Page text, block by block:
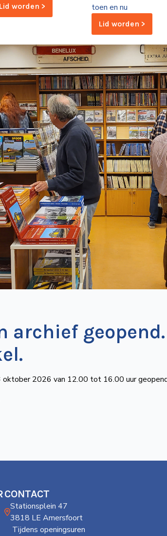
Lid worden >
toen en nu
Lid worden >
archief geopend.
oktober 2026 van 12.00 tot 16.00 uur
CONTACT
Stationsplein 47
3818 LE Amersfoort
Tijdens openingsuren